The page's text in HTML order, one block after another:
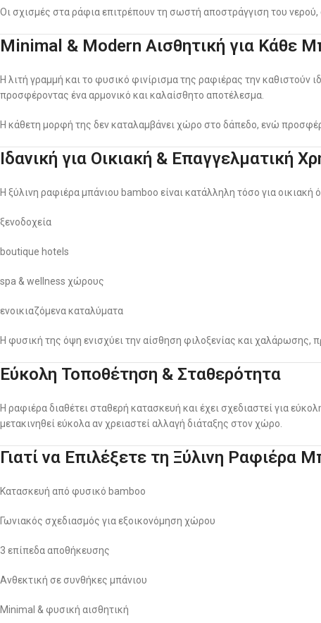
Οι σχισμές στα ράφια επιτρέπουν τη σωστή αποστράγγιση του νερού,
Minimal & Modern Αισθητική για Κάθε
Η λιτή γραμμή και το φυσικό φινίρισμα της ραφιέρας την καθιστούν
προσφέροντας ένα αρμονικό και καλαίσθητο αποτέλεσμα.
Η κάθετη μορφή της δεν καταλαμβάνει χώρο στο δάπεδο, ενώ
Ιδανική για Οικιακή & Επαγγελματική
Η ξύλινη ραφιέρα μπάνιου bamboo είναι κατάλληλη τόσο για οικιακή
ξενοδοχεία
boutique hotels
spa & wellness χώρους
ενοικιαζόμενα καταλύματα
Η φυσική της όψη ενισχύει την αίσθηση φιλοξενίας και
Εύκολη Τοποθέτηση & Σταθερότητα
Η ραφιέρα διαθέτει σταθερή κατασκευή και έχει σχεδιαστεί για
μετακινηθεί εύκολα αν χρειαστεί αλλαγή διάταξης στον χώρο.
Γιατί να Επιλέξετε τη Ξύλινη Ραφιέρα
Κατασκευή από φυσικό bamboo
Γωνιακός σχεδιασμός για εξοικονόμηση χώρου
3 επίπεδα αποθήκευσης
Ανθεκτική σε συνθήκες μπάνιου
Minimal & φυσική αισθητική